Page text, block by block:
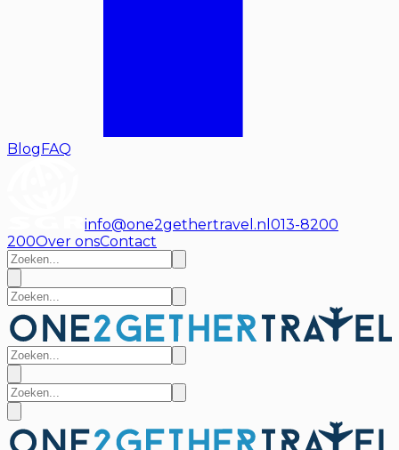
BlogFAQ
info@one2gethertravel.nl 013-8200
200Over onsContact